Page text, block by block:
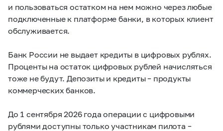
и пользоваться остатком на нем можно через любые
подключенные к платформе банки, в которых клиент
обслуживается.
Банк России не выдает кредиты в цифровых рублях.
Проценты на остаток цифровых рублей начисляться
тоже не будут. Депозиты и кредиты – продукты
коммерческих банков.
До 1 сентября 2026 года операции с цифровыми
рублями доступны только участникам пилота –